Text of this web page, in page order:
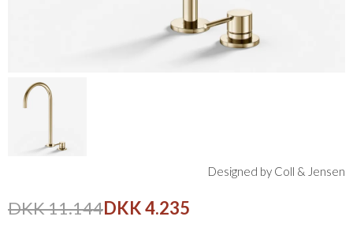
Designed by Coll & Jensen
DKK 11.144DKK 4.235